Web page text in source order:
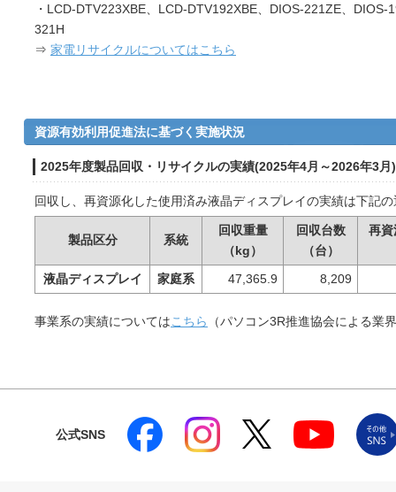
・LCD-DTV223XBE、LCD-DTV192XBE、DIOS-221ZE、
321H
⇒ 家電リサイクルについてはこちら
資源有効利用促進法に基づく実施状況
2025年度製品回収・リサイクルの実績(2025年4月～2026年3月)
回収し、再資源化した使用済み液晶ディスプレイの実績は下記
製品区分 系統
回収重量
（kg）
回収台数
（台）
再資
液晶ディスプレイ
家庭系 47,365.9 8,209
事業系の実績についてはこちら （パソコン3R推進協会による業
公式SNS